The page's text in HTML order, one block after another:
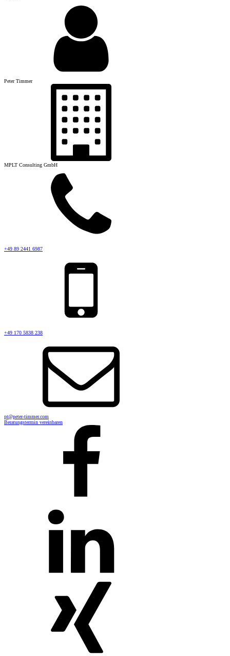
Peter Timmer
MPLT Consulting GmbH
+49 89 2441 6987
+49 170 5838 238
pt@peter-timmer.com
Beratungstermin vereinbaren